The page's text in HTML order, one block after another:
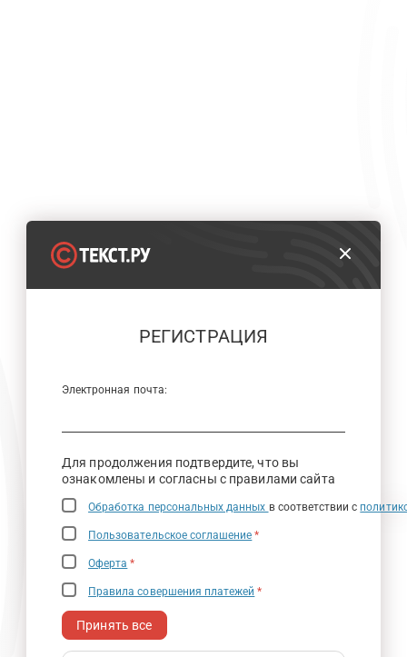
РЕГИСТРАЦИЯ
Электронная почта:
Для продолжения подтвердите, что вы
ознакомлены и согласны с правилами сайта
Обработка персональных данных в соответствии с
Пользовательское соглашение *
Оферта *
Правила совершения платежей *
Принять все